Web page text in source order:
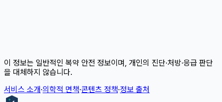
이 정보는 일반적인 복약 안전 정보이며, 개인의 진단·처방·응급 판단
을 대체하지 않습니다.
서비스 소개·의학적 면책·콘텐츠 정책·정보 출처